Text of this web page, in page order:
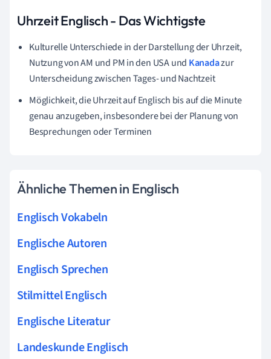
Uhrzeit Englisch - Das Wichtigste
Kulturelle Unterschiede in der Darstellung der Uhrzeit,
Nutzung von AM und PM in den USA und Kanadazur
Unterscheidung zwischen Tages- und Nachtzeit
Möglichkeit, die Uhrzeit auf Englisch bis auf die Minute
genau anzugeben, insbesondere bei der Planung von
Besprechungen oder Terminen
Ähnliche Themen in Englisch
Englisch Vokabeln
Englische Autoren
Englisch Sprechen
Stilmittel Englisch
Englische Literatur
Landeskunde Englisch